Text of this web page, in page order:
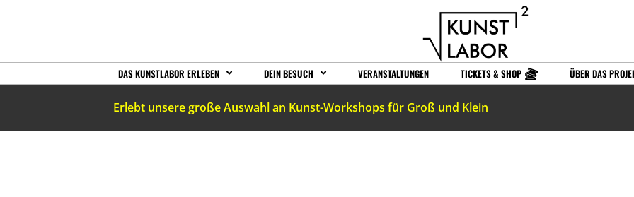
DAS KUNSTLABOR ERLEBEN DEIN BESUCH VERANSTALTUNGEN TICKETS & SHOP ÜBER DAS
Erlebt unsere große Auswahl an Kunst-Workshops für Groß und Klein